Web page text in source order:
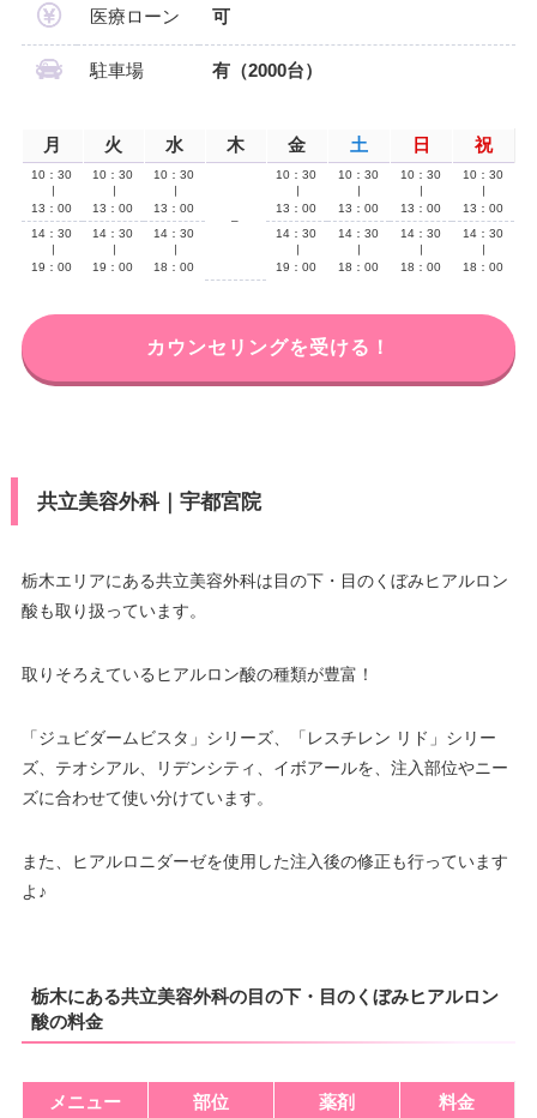
医療ローン 可
駐車場 有（2000台）
月 火 水 木 金 土 日 祝
10：30
13：00
10：30
13：00
10：30
13：00
–
10：30
13：00
10：30
13：00
10：30
13：00
10：30
13：00
14：30
19：00
14：30
19：00
14：30
18：00
14：30
19：00
14：30
18：00
14：30
18：00
14：30
18：00
カウンセリングを受ける！
共立美容外科｜宇都宮院
栃木エリアにある共立美容外科は目の下・目のくぼみヒアルロン
酸も取り扱っています。
取りそろえているヒアルロン酸の種類が豊富！
「ジュビダームビスタ」シリーズ、「レスチレン リド」シリー
ズ、テオシアル、リデンシティ、イボアールを、注入部位やニー
ズに合わせて使い分けています。
また、ヒアルロニダーゼを使用した注入後の修正も行っています
よ♪
栃木にある共立美容外科の目の下・目のくぼみヒアルロン
酸の料金
メニュー 部位 薬剤 料金